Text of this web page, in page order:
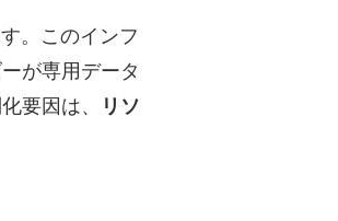
。このインフ
が専用データ
要因は、
リソ